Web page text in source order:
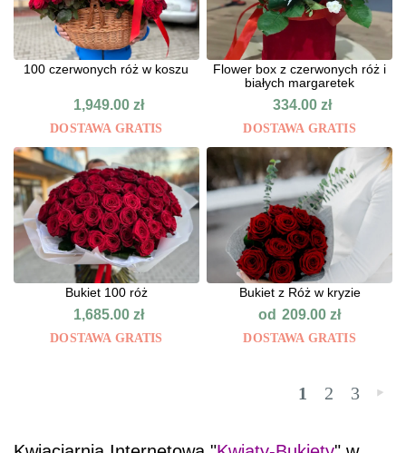
100 czerwonych róż w koszu
1,949.00zł
DOSTAWA GRATIS
Flower box z czerwonych róż i
białych margaretek
334.00zł
DOSTAWA GRATIS
Bukiet 100 róż
1,685.00zł
DOSTAWA GRATIS
Bukiet z Róż w kryzie
od 209.00zł
DOSTAWA GRATIS
1 2 3 »